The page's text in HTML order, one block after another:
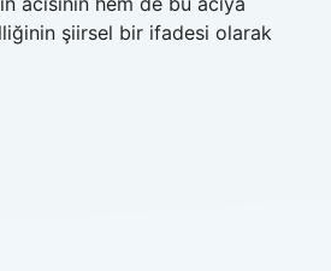
şiirsel bir ifadesi olarak